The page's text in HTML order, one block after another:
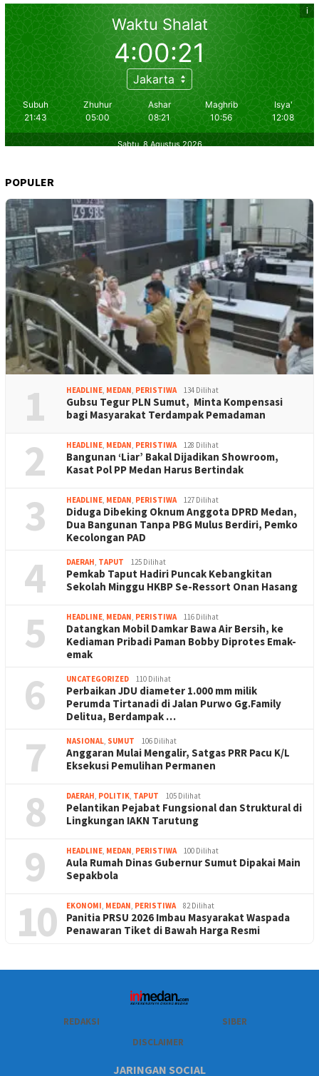
POPULER
1 HEADLINE, MEDAN, PERISTIWA 134 Dilihat
Gubsu Tegur PLN Sumut, Minta Kompensasi
bagi Masyarakat Terdampak Pemadaman
2 HEADLINE, MEDAN, PERISTIWA 128 Dilihat
Bangunan ‘Liar’ Bakal Dijadikan Showroom,
Kasat Pol PP Medan Harus Bertindak
3 HEADLINE, MEDAN, PERISTIWA 127 Dilihat
Diduga Dibeking Oknum Anggota DPRD Medan,
Dua Bangunan Tanpa PBG Mulus Berdiri, Pemko
Kecolongan PAD
4 DAERAH, TAPUT 125 Dilihat
Pemkab Taput Hadiri Puncak Kebangkitan
Sekolah Minggu HKBP Se-Ressort Onan Hasang
5 HEADLINE, MEDAN, PERISTIWA 116 Dilihat
Datangkan Mobil Damkar Bawa Air Bersih, ke
Kediaman Pribadi Paman Bobby Diprotes Emak-
emak
6 UNCATEGORIZED 110 Dilihat
Perbaikan JDU diameter 1.000 mm milik
Perumda Tirtanadi di Jalan Purwo Gg.Family
Delitua, Berdampak …
7 NASIONAL, SUMUT 106 Dilihat
Anggaran Mulai Mengalir, Satgas PRR Pacu K/L
Eksekusi Pemulihan Permanen
8 DAERAH, POLITIK, TAPUT 105 Dilihat
Pelantikan Pejabat Fungsional dan Struktural di
Lingkungan IAKN Tarutung
9 HEADLINE, MEDAN, PERISTIWA 100 Dilihat
Aula Rumah Dinas Gubernur Sumut Dipakai Main
Sepakbola
10 EKONOMI, MEDAN, PERISTIWA 82 Dilihat
Panitia PRSU 2026 Imbau Masyarakat Waspada
Penawaran Tiket di Bawah Harga Resmi
REDAKSI
SIBER
DISCLAIMER
JARINGAN SOCIAL